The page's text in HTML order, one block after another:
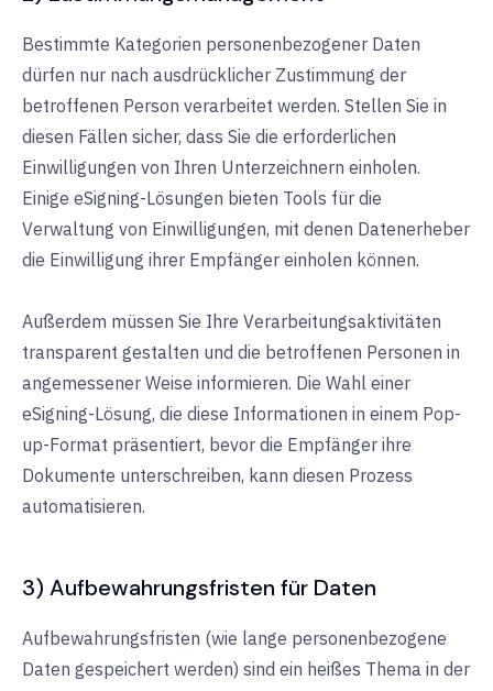
Bestimmte Kategorien personenbezogener Daten
dürfen nur nach ausdrücklicher Zustimmung der
betroffenen Person verarbeitet werden. Stellen Sie in
diesen Fällen sicher, dass Sie die erforderlichen
Einwilligungen von Ihren Unterzeichnern einholen.
Einige eSigning-Lösungen bieten Tools für die
Verwaltung von Einwilligungen, mit denen Datenerheber
die Einwilligung ihrer Empfänger einholen können.
Außerdem müssen Sie Ihre Verarbeitungsaktivitäten
transparent gestalten und die betroffenen Personen in
angemessener Weise informieren. Die Wahl einer
eSigning-Lösung, die diese Informationen in einem Pop-
up-Format präsentiert, bevor die Empfänger ihre
Dokumente unterschreiben, kann diesen Prozess
automatisieren.
3) Aufbewahrungsfristen für Daten
Aufbewahrungsfristen (wie lange personenbezogene
Daten gespeichert werden) sind ein heißes Thema in der